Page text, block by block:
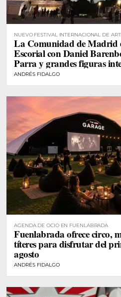
NUEVO FESTIVAL INTERNACIONAL DE
DE MADRID
La Comunidad de Madrid
Escorial con Daniel
Parra y grandes figuras
ANDRÉS FIDALGO
AGENDA DE OCIO EN FUENLABRADA
Fuenlabrada ofrece circo,
títeres para disfrutar del
agosto
ANDRÉS FIDALGO